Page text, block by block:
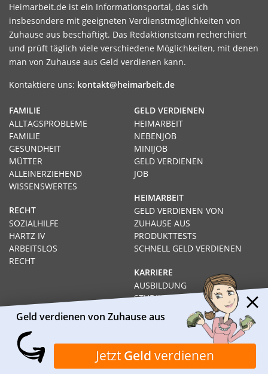
Heimarbeit.de ist ein Informationsportal, das sich
insbesondere mit geeigneten Verdienstmöglichkeiten von
Zuhause aus beschäftigt. Das Redaktionsteam recherchiert
und prüft täglich viele verschiedene Möglichkeiten, mit denen
man von Zuhause aus Geld verdienen kann.
Kontaktiere uns: kontakt@heimarbeit.de
GELD VERDIENEN
HEIMARBEIT
NEBENJOB
MINIJOB
GELD VERDIENEN
JOB
HEIMARBEIT
GELD VERDIENEN VON
ZUHAUSE AUS
PRODUKTTESTS
SCHNELL GELD VERDIENEN
KARRIERE
AUSBILDUNG
STUDIUM
GEHÄLTER
FAMILIE
ALLTAGSPROBLEME
FAMILIE
GESUNDHEIT
MÜTTER
ALLEINERZIEHEND
WISSENSWERTES
RECHT
SOZIALHILFE
HARTZ IV
ARBEITSLOS
RECHT
Impressum Datenschutz Kontakt
Über Heimarbeit.de
© 2026I❶I Heimarbeit.de
Geld verdienen von Zuhause aus
Jetzt Geld verdienen